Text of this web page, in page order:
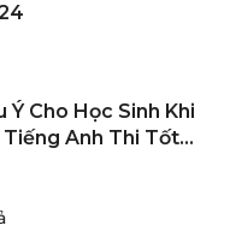
Ý Cho Học Sinh Khi
Anh Thi Tốt